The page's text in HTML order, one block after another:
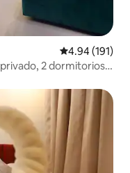
Calificación
4.94 (191)
2 dormitorios +